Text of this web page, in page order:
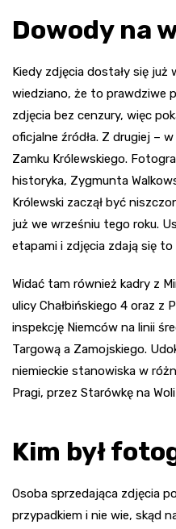
Dowody na
Kiedy zdjęcia dostały się
wiedziano, że to prawdziwe
zdjęcia bez cenzury, więc
oficjalne źródła. Z drugiej –
Zamku Królewskiego.
historyka, Zygmunta
Królewski zaczął być
już we wrześniu tego roku.
etapami i zdjęcia zdają się
Widać tam również kadry z
ulicy Chałbińskiego 4 oraz z
inspekcję Niemców na linii
Targową a Zamojskiego.
niemieckie stanowiska w
Pragi, przez Starówkę na
Kim był
Osoba sprzedająca zdjęcia
przypadkiem i nie wie, skąd